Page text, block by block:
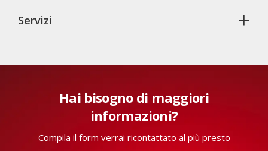
Servizi +
Hai bisogno di maggiori
informazioni?
Compila il form verrai ricontattato al più presto